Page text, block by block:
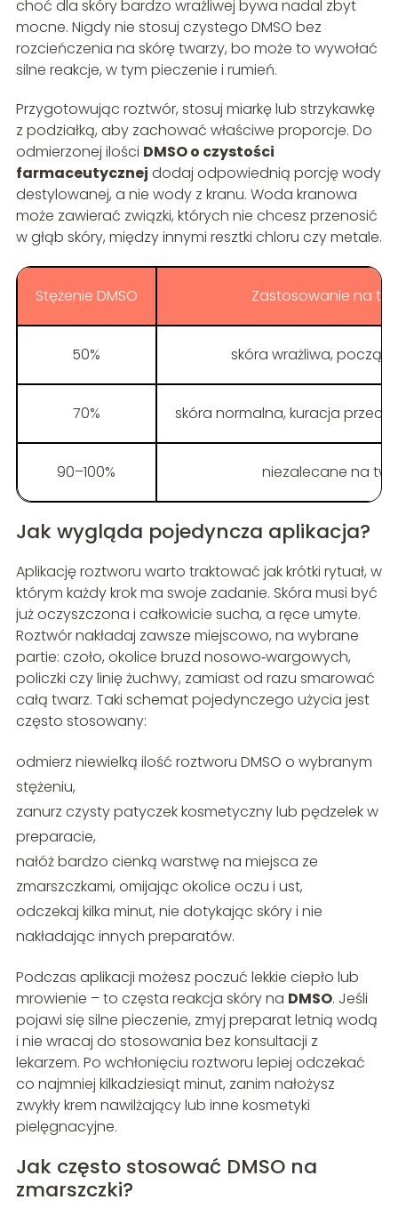
choć dla skóry bardzo wrażliwej bywa nadal zbyt
mocne. Nigdy nie stosuj czystego DMSO bez
rozcieńczenia na skórę twarzy, bo może to wywołać
silne reakcje, w tym pieczenie i rumień.
Przygotowując roztwór, stosuj miarkę lub strzykawkę
z podziałką, aby zachować właściwe proporcje. Do
odmierzonej ilości DMSO o czystości
farmaceutycznej dodaj odpowiednią porcję wody
destylowanej, a nie wody z kranu. Woda kranowa
może zawierać związki, których nie chcesz przenosić
w głąb skóry, między innymi resztki chloru czy metale.
Stężenie DMSO Zastosowanie na
50% skóra wrażliwa,
70% skóra normalna, kuracja
90–100% niezalecane na
Jak wygląda pojedyncza aplikacja?
Aplikację roztworu warto traktować jak krótki rytuał, w
którym każdy krok ma swoje zadanie. Skóra musi być
już oczyszczona i całkowicie sucha, a ręce umyte.
Roztwór nakładaj zawsze miejscowo, na wybrane
partie: czoło, okolice bruzd nosowo‑wargowych,
policzki czy linię żuchwy, zamiast od razu smarować
całą twarz. Taki schemat pojedynczego użycia jest
często stosowany:
odmierz niewielką ilość roztworu DMSO o wybranym
stężeniu,
zanurz czysty patyczek kosmetyczny lub pędzelek w
preparacie,
nałóż bardzo cienką warstwę na miejsca ze
zmarszczkami, omijając okolice oczu i ust,
odczekaj kilka minut, nie dotykając skóry i nie
nakładając innych preparatów.
Podczas aplikacji możesz poczuć lekkie ciepło lub
mrowienie – to częsta reakcja skóry na DMSO. Jeśli
pojawi się silne pieczenie, zmyj preparat letnią wodą
i nie wracaj do stosowania bez konsultacji z
lekarzem. Po wchłonięciu roztworu lepiej odczekać
co najmniej kilkadziesiąt minut, zanim nałożysz
zwykły krem nawilżający lub inne kosmetyki
pielęgnacyjne.
Jak często stosować DMSO na
zmarszczki?